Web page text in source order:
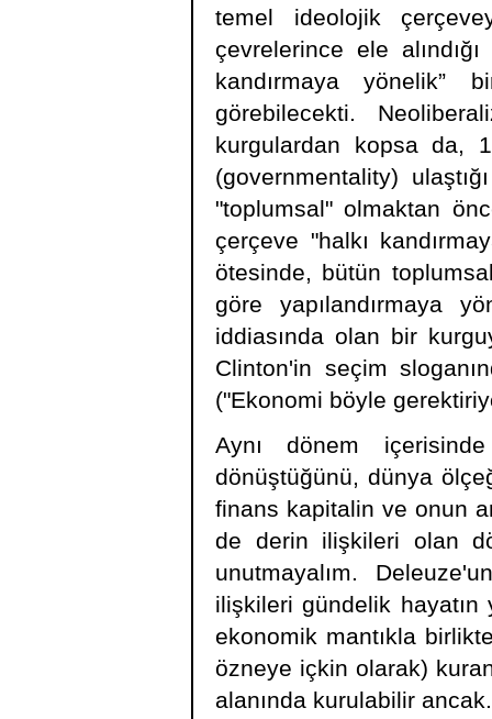
temel ideolojik
çevrelerince ele
kandırmaya yönelik”
görebilecekti.
kurgulardan kopsa da,
(governmentality)
"toplumsal" olmaktan
çerçeve "halkı
ötesinde, bütün
göre yapılandırmaya
iddiasında olan bir
Clinton'in seçim
("Ekonomi böyle
Aynı dönem
dönüştüğünü, dünya
finans kapitalin ve onun
de derin ilişkileri olan
unutmayalım.
ilişkileri gündelik
ekonomik mantıkla
özneye içkin olarak)
alanında kurulabilir ancak.